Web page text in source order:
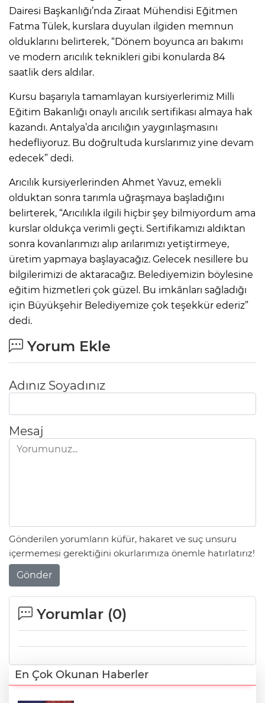
Dairesi Başkanlığı’nda Ziraat Mühendisi Eğitmen
Fatma Tülek, kurslara duyulan ilgiden memnun
olduklarını belirterek, “Dönem boyunca arı bakımı
ve modern arıcılık teknikleri gibi konularda 84
saatlik ders aldılar.
Kursu başarıyla tamamlayan kursiyerlerimiz Milli
Eğitim Bakanlığı onaylı arıcılık sertifikası almaya hak
kazandı. Antalya’da arıcılığın yaygınlaşmasını
hedefliyoruz. Bu doğrultuda kurslarımız yine devam
edecek” dedi.
Arıcılık kursiyerlerinden Ahmet Yavuz, emekli
olduktan sonra tarımla uğraşmaya başladığını
belirterek, “Arıcılıkla ilgili hiçbir şey bilmiyordum ama
kurslar oldukça verimli geçti. Sertifikamızı aldıktan
sonra kovanlarımızı alıp arılarımızı yetiştirmeye,
üretim yapmaya başlayacağız. Gelecek nesillere bu
bilgilerimizi de aktaracağız. Belediyemizin böylesine
eğitim hizmetleri çok güzel. Bu imkânları sağladığı
için Büyükşehir Belediyemize çok teşekkür ederiz”
dedi.
Yorum Ekle
Adınız Soyadınız
Mesaj
Gönderilen yorumların küfür, hakaret ve suç unsuru
içermemesi gerektiğini okurlarımıza önemle hatırlatırız!
Gönder
Yorumlar (0)
En Çok Okunan Haberler